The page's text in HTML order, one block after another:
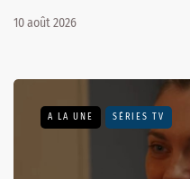
10 août 2026
A LA UNE SÉRIES TV